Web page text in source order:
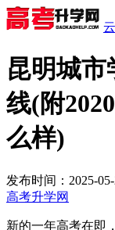
昆明城
线(附
么样)
发布时间：2025-
高考升学网
新的一年高考在即